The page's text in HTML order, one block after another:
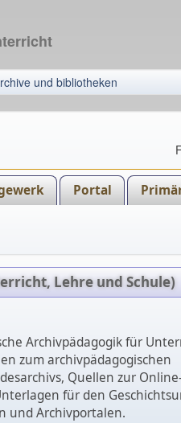
und bibliotheken
Portal
Lehre und Schule)
Archivpädagogik für
zum archivpädagogischen
Quellen zur
für den
und Archivportalen.